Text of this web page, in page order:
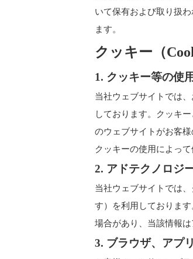
いて保有および取り扱
ます。
クッキー（
1. クッキー等の使用
当社ウェブサイトでは
しております。クッキ
のウェブサイトがお客
クッキーの使用によっ
2. アドテクノロジ
当社ウェブサイトでは、
す）
を利用しておりま
場合があり、当該情報
3. ブラウザ、アプ